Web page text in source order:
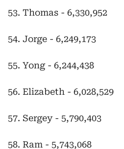
53. Thomas - 6,330,952
54. Jorge - 6,249,173
55. Yong - 6,244,438
56. Elizabeth - 6,028,529
57. Sergey - 5,790,403
58. Ram - 5,743,068